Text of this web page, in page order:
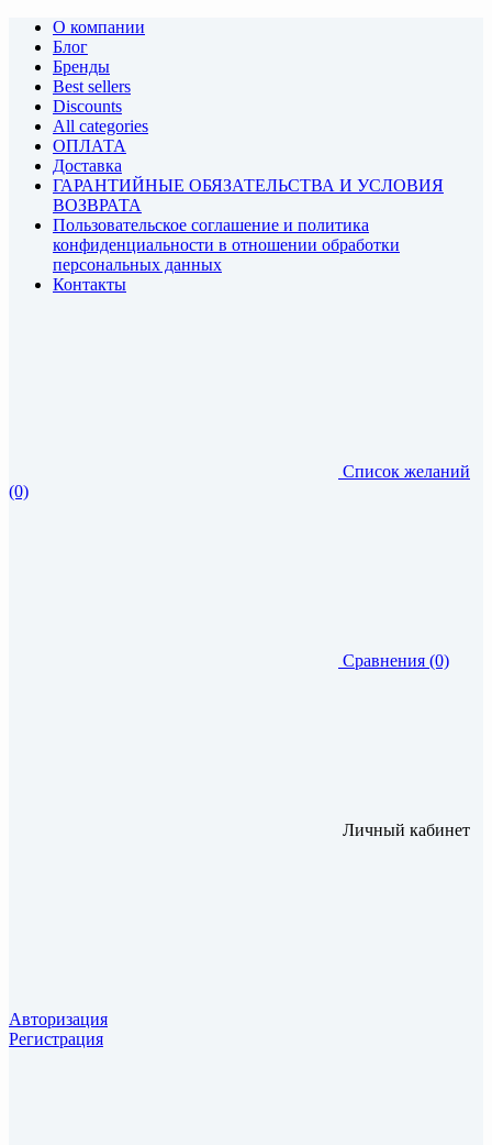
О компании
Блог
Бренды
Best sellers
Discounts
All categories
ОПЛАТА
Доставка
ГАРАНТИЙНЫЕ ОБЯЗАТЕЛЬСТВА И УСЛОВИЯ
ВОЗВРАТА
Пользовательское соглашение и политика
конфиденциальности в отношении обработки
персональных данных
Контакты
Список желаний
(0)
Сравнения (0)
Личный кабинет
Авторизация
Регистрация